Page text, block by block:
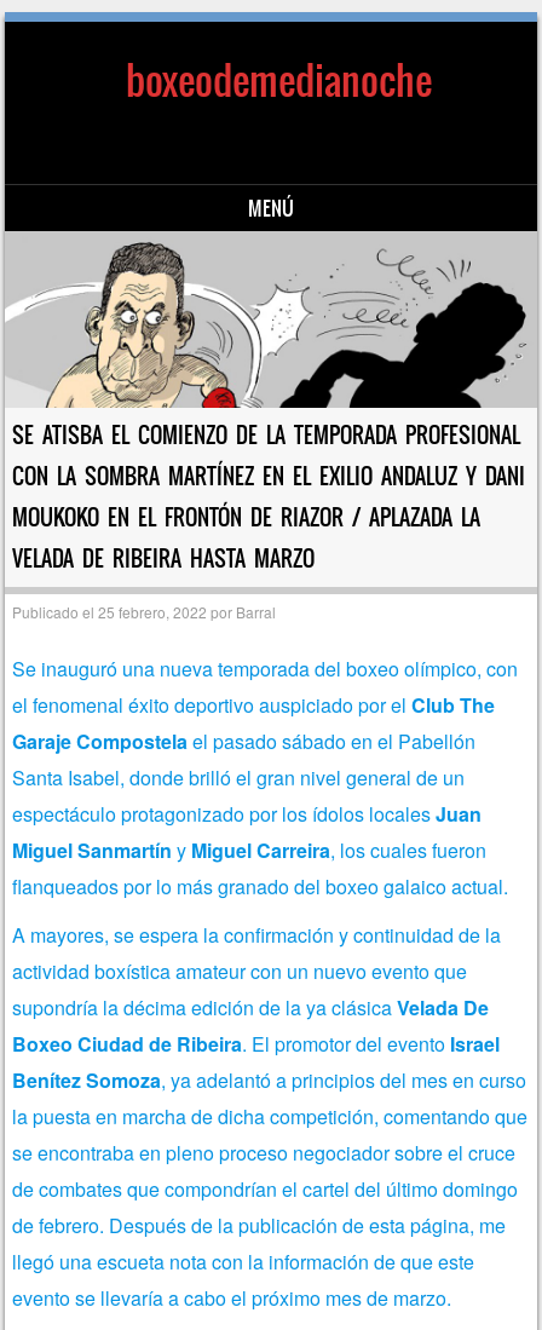
boxeodemedianoche
MENÚ
Saltar al contenido
SE ATISBA EL COMIENZO DE LA TEMPORADA PROFESIONAL
CON LA SOMBRA MARTÍNEZ EN EL EXILIO ANDALUZ Y DANI
MOUKOKO EN EL FRONTÓN DE RIAZOR / APLAZADA LA
VELADA DE RIBEIRA HASTA MARZO
Publicado el25 febrero, 2022 por Barral
Se inauguró una nueva temporada del boxeo olímpico, con
el fenomenal éxito deportivo auspiciado por elClub The
Garaje Compostelael pasado sábado en el Pabellón
Santa Isabel, donde brilló el gran nivel general de un
espectáculo protagonizado por los ídolos localesJuan
Miguel Sanmartín y Miguel Carreira, los cuales fueron
flanqueados por lo más granado del boxeo galaico actual.
A mayores, se espera la confirmación y continuidad de la
actividad boxística amateur con un nuevo evento que
supondría la décima edición de la ya clásicaVelada De
Boxeo Ciudad de Ribeira. El promotor del evento Israel
Benítez Somoza, ya adelantó a principios del mes en curso
la puesta en marcha de dicha competición, comentando que
se encontraba en pleno proceso negociador sobre el cruce
de combates que compondrían el cartel del último domingo
de febrero. Después de la publicación de esta página, me
llegó una escueta nota con la información de que este
evento se llevaría a cabo el próximo mes de marzo.